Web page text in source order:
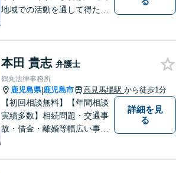
地域での活動を通して得た経
適な解決策をご提案します
本田 貴志 弁護士
鶴丸法律事務所
鹿児島県|鹿児島市 高見馬場駅 から徒歩1分
【初回相談無料】【年間相談
実績多数】相続問題・交通事
故・借金・離婚等幅広い事件
詳細を見
る